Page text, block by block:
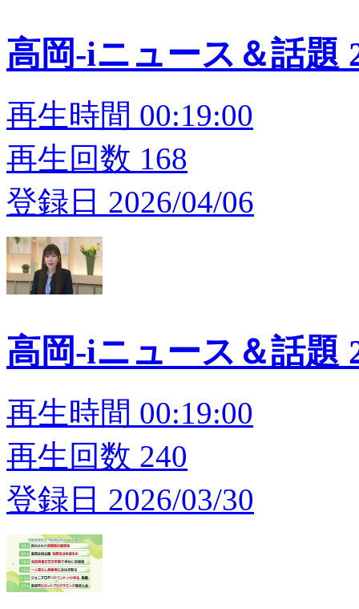
高岡-iニュース＆話題
再生時間 00:19:00
再生回数 168
登録日 2026/04/06
高岡-iニュース＆話題
再生時間 00:19:00
再生回数 240
登録日 2026/03/30